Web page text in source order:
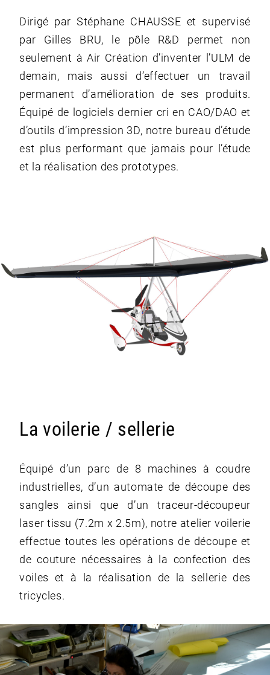
Dirigé par Stéphane CHAUSSE et supervisé
par Gilles BRU, le pôle R&D permet non
seulement à Air Création d’inventer l’ULM de
demain, mais aussi d’effectuer un travail
permanent d’amélioration de ses produits.
Équipé de logiciels dernier cri en CAO/DAO et
d’outils d’impression 3D, notre bureau d’étude
est plus performant que jamais pour l’étude
et la réalisation des prototypes.
La voilerie / sellerie
Équipé d’un parc de 8 machines à coudre
industrielles, d’un automate de découpe des
sangles ainsi que d’un traceur-découpeur
laser tissu (7.2m x 2.5m), notre atelier voilerie
effectue toutes les opérations de découpe et
de couture nécessaires à la confection des
voiles et à la réalisation de la sellerie des
tricycles.